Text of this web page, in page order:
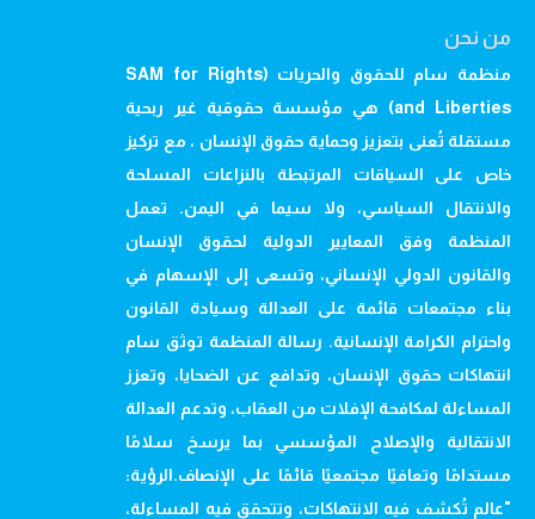
من نحن
منظمة سام للحقوق والحريات (SAM for Rights
and Liberties) هي مؤسسة حقوقية غير ربحية
مستقلة تُعنى بتعزيز وحماية حقوق الإنسان ، مع تركيز
خاص على السياقات المرتبطة بالنزاعات المسلحة
والانتقال السياسي، ولا سيما في اليمن. تعمل
المنظمة وفق المعايير الدولية لحقوق الإنسان
والقانون الدولي الإنساني، وتسعى إلى الإسهام في
بناء مجتمعات قائمة على العدالة وسيادة القانون
واحترام الكرامة الإنسانية. رسالة المنظمة توثق سام
انتهاكات حقوق الإنسان، وتدافع عن الضحايا، وتعزز
المساءلة لمكافحة الإفلات من العقاب، وتدعم العدالة
الانتقالية والإصلاح المؤسسي بما يرسخ سلامًا
مستدامًا وتعافيًا مجتمعيًا قائمًا على الإنصاف.الرؤية:
"عالم تُكشف فيه الانتهاكات، وتتحقق فيه المساءلة،